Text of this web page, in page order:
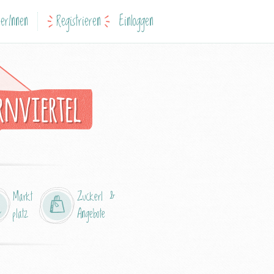
Registrieren Einloggen
Markt
platz
Zuckerl &
Angebote